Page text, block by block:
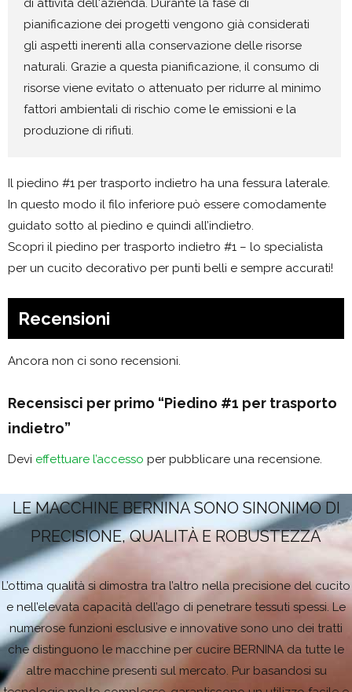
di attività dell'azienda. Durante la fase di
pianificazione dei progetti vengono già considerati
gli aspetti inerenti alla conservazione delle risorse
naturali. Grazie a questa pianificazione, il consumo di
risorse viene evitato o attenuato per ridurre al minimo
fattori ambientali di rischio come le emissioni e la
produzione di rifiuti.
Il piedino #1 per trasporto indietro ha una fessura laterale.
In questo modo il filo inferiore può essere comodamente
guidato sotto al piedino e quindi all’indietro.
Scopri il piedino per trasporto indietro #1 – lo specialista
per un cucito decorativo per punti belli e sempre accurati!
Recensioni
Ancora non ci sono recensioni.
Recensisci per primo “Piedino #1 per trasporto
indietro”
Devi effettuare l’accesso per pubblicare una recensione.
LE MACCHINE BERNINA SONO SINONIMO DI
PRECISIONE, QUALITÀ E ROBUSTEZZA
L’ottima qualità si dimostra tra l’altro nella precisione del cucito
e nell’elevata capacità dell’ago di penetrare tessuti spessi. Le
numerose funzioni esclusive e innovative sono uno dei tratti
che distinguono le macchine per cucire BERNINA da tutte le
altre macchine presenti sul mercato. Pur basandosi su